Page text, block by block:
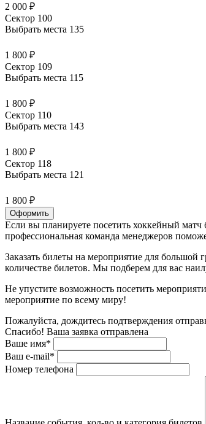
2 000 ₽
Сектор 100
Выбрать места 135
1 800 ₽
Сектор 109
Выбрать места 115
1 800 ₽
Сектор 110
Выбрать места 143
1 800 ₽
Сектор 118
Выбрать места 121
1 800 ₽
Оформить
Если вы планируете посетить хоккейный
профессиональная команда менеджеров
Заказать билеты на мероприятие для
количестве билетов. Мы подберем для вас
Не упустите возможность посетить
мероприятие по всему миру!
Пожалуйста, дождитесь подтверждения
Спасибо! Ваша заявка отправлена
Ваше имя*
Ваш e-mail*
Номер телефона